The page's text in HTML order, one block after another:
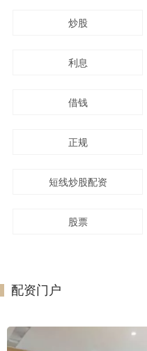
炒股
利息
借钱
正规
短线炒股配资
股票
配资门户